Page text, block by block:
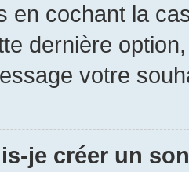
en cochant la
dernière
votre
je créer un